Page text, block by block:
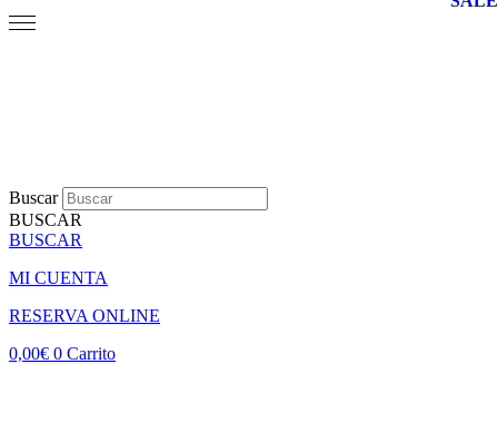
Buscar
BUSCAR
BUSCAR
MI CUENTA
RESERVA ONLINE
0,00€ 0 Carrito